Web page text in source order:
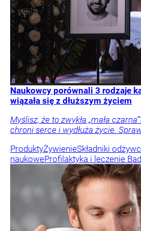
Naukowcy porównali 3 rodzaje
wiązała się z dłuższym życiem
Myślisz, że to zwykła „mała
chroni serce i wydłuża życie.
ProduktyŻywienieSkładniki
naukoweProfilaktyka i leczenie